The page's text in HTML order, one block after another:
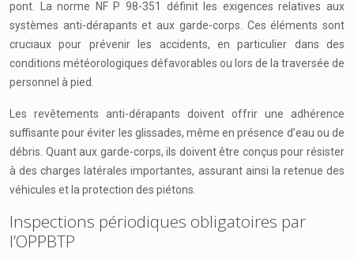
pont. La norme NF P 98-351 définit les exigences relatives aux
systèmes anti-dérapants et aux garde-corps. Ces éléments sont
cruciaux pour prévenir les accidents, en particulier dans des
conditions météorologiques défavorables ou lors de la traversée de
personnel à pied.
Les revêtements anti-dérapants doivent offrir une adhérence
suffisante pour éviter les glissades, même en présence d’eau ou de
débris. Quant aux garde-corps, ils doivent être conçus pour résister
à des charges latérales importantes, assurant ainsi la retenue des
véhicules et la protection des piétons.
Inspections périodiques obligatoires par
l’OPPBTP